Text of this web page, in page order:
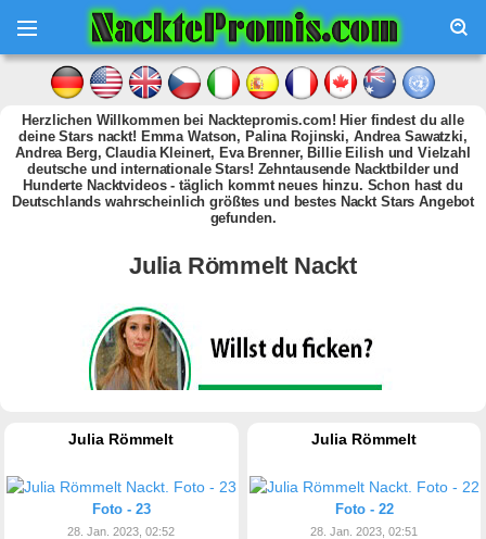
Herzlichen Willkommen bei Nacktepromis.com! Hier findest du alle
deine Stars nackt! Emma Watson, Palina Rojinski, Andrea Sawatzki,
Andrea Berg, Claudia Kleinert, Eva Brenner, Billie Eilish und Vielzahl
deutsche und internationale Stars! Zehntausende Nacktbilder und
Hunderte Nacktvideos - täglich kommt neues hinzu. Schon hast du
Deutschlands wahrscheinlich größtes und bestes Nackt Stars Angebot
gefunden.
Julia Römmelt Nackt
Julia Römmelt
Foto - 23
28. Jan. 2023, 02:52
Julia Römmelt
Foto - 22
28. Jan. 2023, 02:51